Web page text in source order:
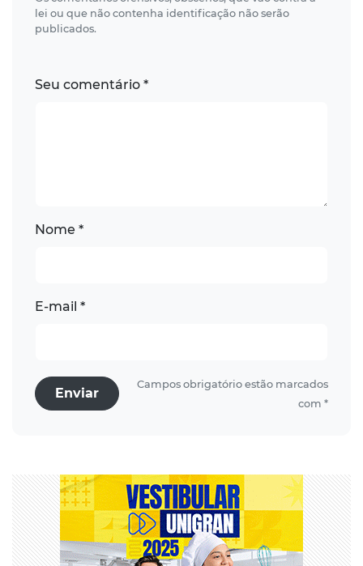
lei ou que não contenha identificação não serão
publicados.
Seu comentário *
Nome *
E-mail *
Enviar
Campos obrigatório estão marcados
com *